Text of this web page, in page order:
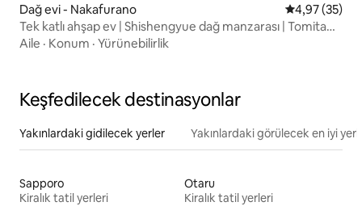
Dağ evi - Nakafurano 5 üzerinden
4,97 (35)
Tek katlı ahşap ev | Shishengyue dağ manzarası | Tomita
Çiftliği'ne, Furano Kayak Merkezi'ne ve Nakafurano JR
Aile · Konum · Yürünebilirlik
Keşfedilecek destinasyonlar
Yakınlardaki gidilecek yerler Yakınlardaki görülecek en iyi
Sapporo
Kiralık tatil yerleri
Otaru
Kiralık tatil yerleri